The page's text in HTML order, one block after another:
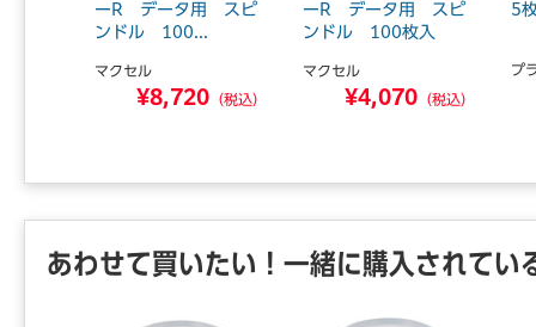
ーR データ用 スピ
ンドル 100...
マクセル
¥8,720 （税込）
ーR データ用 スピ
ンドル 100枚入
マクセル
¥4,070 （税込）
5
プ
あわせて買いたい！一緒に購入されてい